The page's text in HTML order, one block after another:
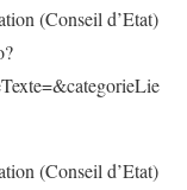
(Conseil d’Etat)
(Conseil d’Etat)